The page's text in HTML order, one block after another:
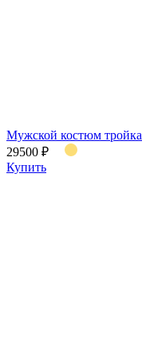
Мужской костюм
29500 ₽
Купить